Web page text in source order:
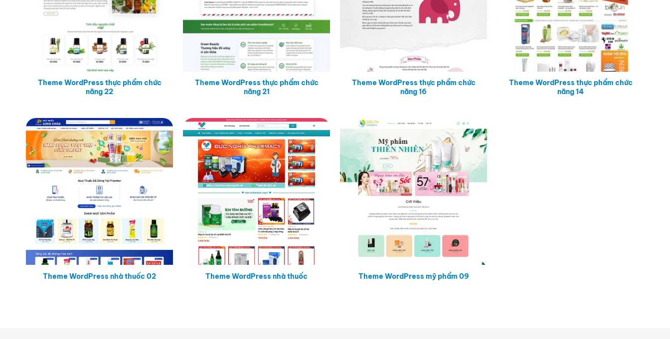
Theme WordPress thực phẩm chức
năng 22
Theme WordPress thực phẩm chức
năng 21
Theme WordPress thực phẩm chức
năng 16
Theme WordPress thực phẩm chức
năng 14
Theme WordPress nhà thuốc 02 Theme WordPress nhà thuốc Theme WordPress mỹ phẩm 09